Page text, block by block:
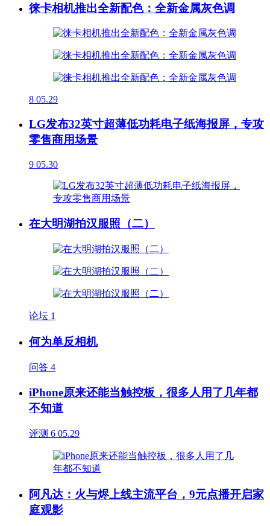
徕卡相机推出全新配色：全新金属灰色调
8 05.29
LG发布32英寸超薄低功耗电子纸海报屏，专攻
零售商用场景
9 05.30
在大明湖拍汉服照（二）
论坛 1
何为单反相机
问答 4
iPhone原来还能当触控板，很多人用了几年都
不知道
评测 6 05.29
阿凡达：火与烬上线主流平台，9元点播开启家
庭观影